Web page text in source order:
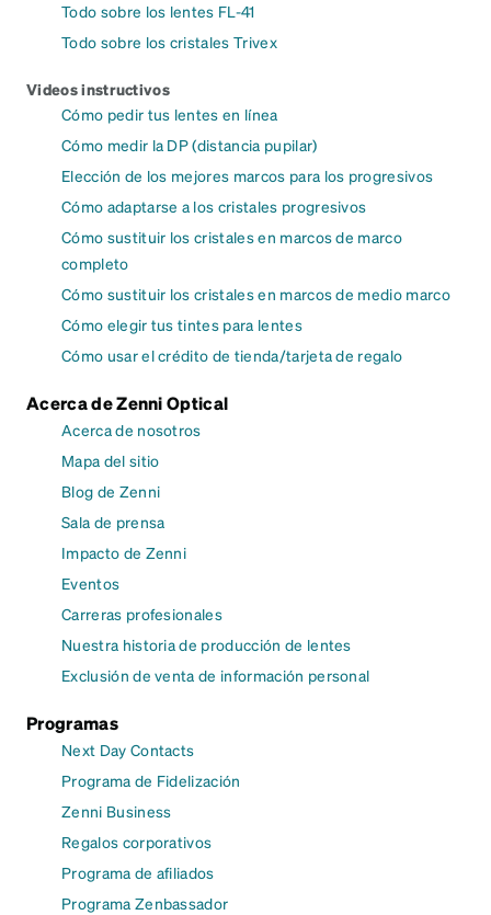
Todo sobre los lentes FL-41
Todo sobre los cristales Trivex
Videos instructivos
Cómo pedir tus lentes en línea
Cómo medir la DP (distancia pupilar)
Elección de los mejores marcos para los progresivos
Cómo adaptarse a los cristales progresivos
Cómo sustituir los cristales en marcos de marco
completo
Cómo sustituir los cristales en marcos de medio marco
Cómo elegir tus tintes para lentes
Cómo usar el crédito de tienda/tarjeta de regalo
Acerca de Zenni Optical
Acerca de nosotros
Mapa del sitio
Blog de Zenni
Sala de prensa
Impacto de Zenni
Eventos
Carreras profesionales
Nuestra historia de producción de lentes
Exclusión de venta de información personal
Programas
Next Day Contacts
Programa de Fidelización
Zenni Business
Regalos corporativos
Programa de afiliados
Programa Zenbassador